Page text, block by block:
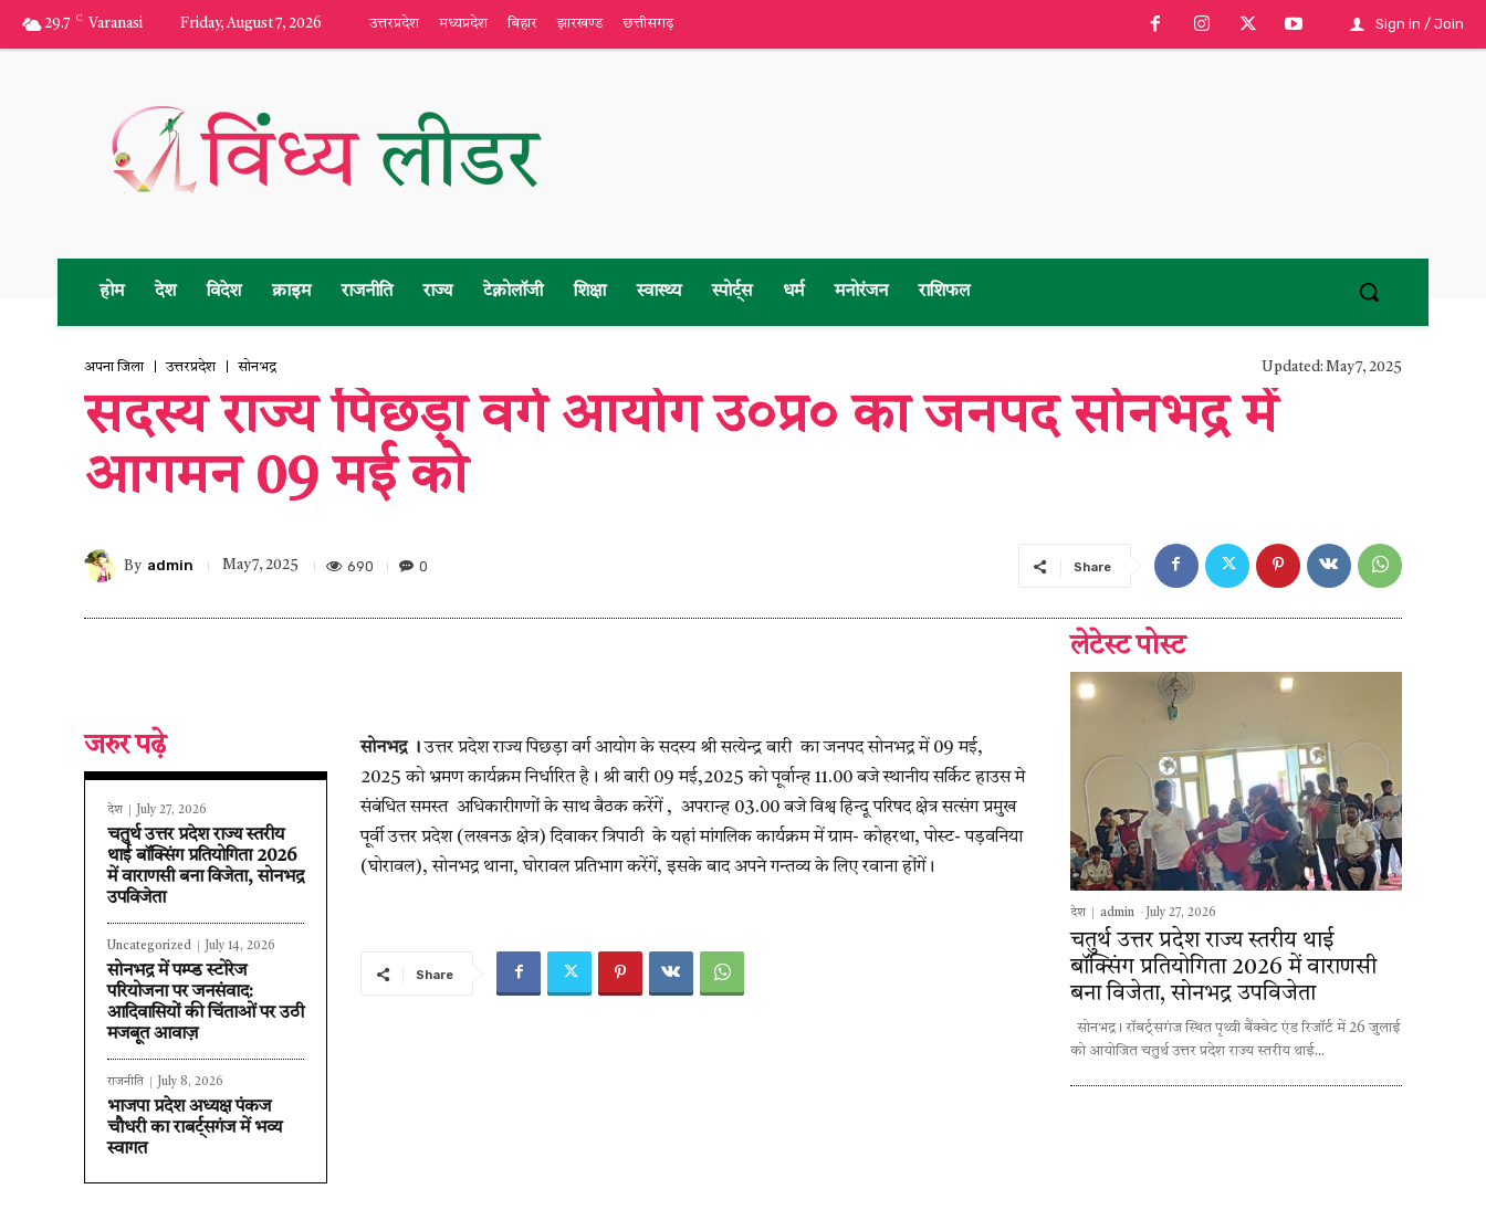
29.7 C Varanasi Friday, August 7, 2026 उत्तरप्रदेश मध्यप्रदेश बिहार झारखण्ड छत्तीसगढ़ Sign in / Join
होम देश विदेश क्राइम राजनीति राज्य टेक्नोलॉजी शिक्षा स्वास्थ्य स्पोर्ट्स धर्म मनोरंजन राशिफल
अपना जिला उत्तरप्रदेश सोनभद्र Updated: May 7, 2025
सदस्य राज्य पिछड़ा वर्ग आयोग उ०प्र० का जनपद सोनभद्र में
आगमन 09 मई को
By admin May 7, 2025 690 0 Share
जरुर पढ़े
देश July 27, 2026
चतुर्थ उत्तर प्रदेश राज्य स्तरीय
थाई बॉक्सिंग प्रतियोगिता 2026
में वाराणसी बना विजेता, सोनभद्र
उपविजेता
Uncategorized July 14, 2026
सोनभद्र में पम्प्ड स्टोरेज
परियोजना पर जनसंवाद:
आदिवासियों की चिंताओं पर उठी
मजबूत आवाज़
राजनीति July 8, 2026
भाजपा प्रदेश अध्यक्ष पंकज
चौधरी का राबर्ट्सगंज में भव्य
स्वागत
सोनभद्र । उत्तर प्रदेश राज्य पिछड़ा वर्ग आयोग के सदस्य श्री सत्येन्द्र बारी का जनपद सोनभद्र में 09 मई,
2025 को भ्रमण कार्यक्रम निर्धारित है। श्री बारी 09 मई,2025 को पूर्वान्ह 11.00 बजे स्थानीय सर्किट हाउस मे
संबंधित समस्त अधिकारीगणों के साथ बैठक करेंगें , अपरान्ह 03.00 बजे विश्व हिन्दू परिषद क्षेत्र सत्संग प्रमुख
पूर्वी उत्तर प्रदेश (लखनऊ क्षेत्र) दिवाकर त्रिपाठी के यहां मांगलिक कार्यक्रम में ग्राम- कोहरथा, पोस्ट- पड़वनिया
(घोरावल), सोनभद्र थाना, घोरावल प्रतिभाग करेंगें, इसके बाद अपने गन्तव्य के लिए रवाना होंगें।
Share
लेटेस्ट पोस्ट
देश admin - July 27, 2026
चतुर्थ उत्तर प्रदेश राज्य स्तरीय थाई
बॉक्सिंग प्रतियोगिता 2026 में वाराणसी
बना विजेता, सोनभद्र उपविजेता
सोनभद्र। रॉबर्ट्सगंज स्थित पृथ्वी बैंक्वेट एंड रिजॉर्ट में 26 जुलाई
को आयोजित चतुर्थ उत्तर प्रदेश राज्य स्तरीय थाई...